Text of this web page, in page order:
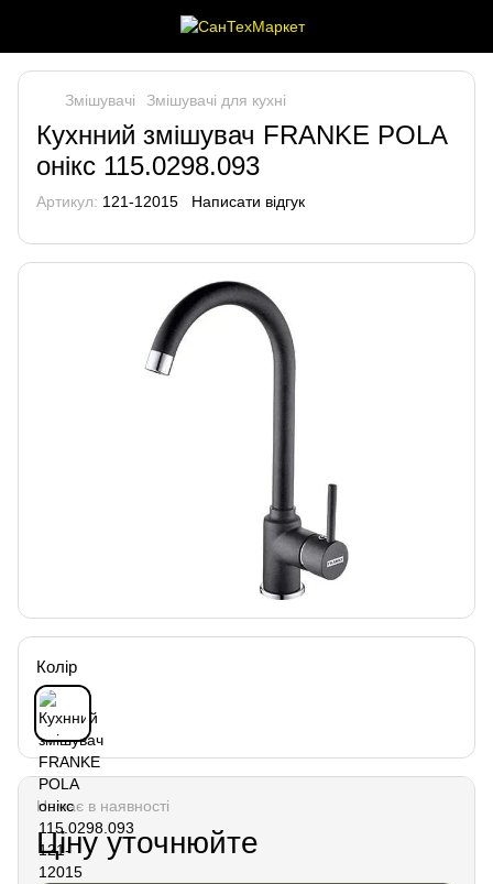
Змішувачі Змішувачі для кухні
Кухнний змішувач FRANKE POLA
онікс 115.0298.093
Артикул: 121-12015 Написати відгук
Колір
Немає в наявності
Ціну уточнюйте